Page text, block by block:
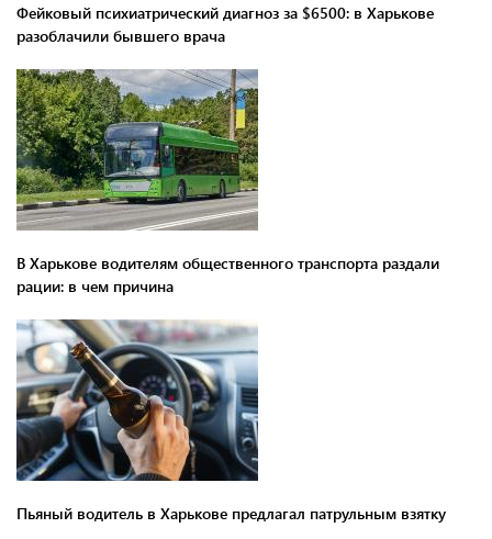
Фейковый психиатрический диагноз за $6500: в Харькове
разоблачили бывшего врача
В Харькове водителям общественного транспорта раздали
рации: в чем причина
Пьяный водитель в Харькове предлагал патрульным взятку